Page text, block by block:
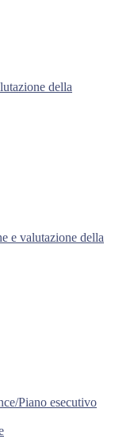
della
e valutazione della
Piano esecutivo